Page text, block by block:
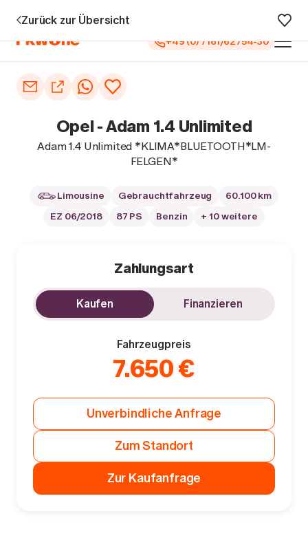
+49 (0) 7161/62754-30
Auto kaufen
Autoankauf
Finanzierung
Zurück zur Übersicht
Opel - Adam 1.4 Unlimited
Adam 1.4 Unlimited *KLIMA*BLUETOOTH*LM-
FELGEN*
Limousine Gebrauchtfahrzeug
60.100 km
EZ 06/2018
87 PS Benzin + 10 weitere
Zahlungsart
Kaufen Finanzieren
Fahrzeugpreis
7.650 €
Unverbindliche Anfrage
Zum Standort
Zur Kaufanfrage